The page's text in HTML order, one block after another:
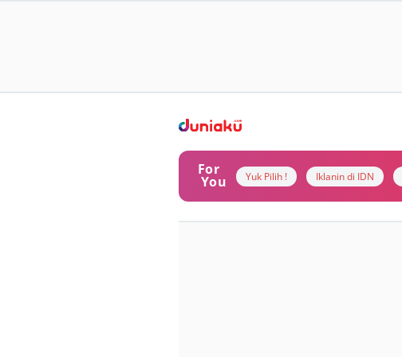
For
You Yuk Pilih ! Iklanin di IDN